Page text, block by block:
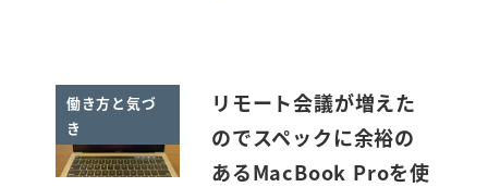
働き方と気づ
き
リモート会議が増えた
のでスペックに余裕の
あるMacBook Proを使